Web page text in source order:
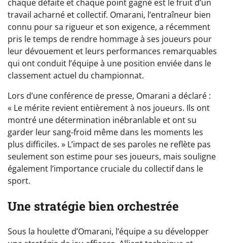
chaque défaite et chaque point gagné est le fruit d’un
travail acharné et collectif. Omarani, l’entraîneur bien
connu pour sa rigueur et son exigence, a récemment
pris le temps de rendre hommage à ses joueurs pour
leur dévouement et leurs performances remarquables
qui ont conduit l’équipe à une position enviée dans le
classement actuel du championnat.
Lors d’une conférence de presse, Omarani a déclaré :
« Le mérite revient entièrement à nos joueurs. Ils ont
montré une détermination inébranlable et ont su
garder leur sang-froid même dans les moments les
plus difficiles. » L’impact de ses paroles ne reflète pas
seulement son estime pour ses joueurs, mais souligne
également l’importance cruciale du collectif dans le
sport.
Une stratégie bien orchestrée
Sous la houlette d’Omarani, l’équipe a su développer